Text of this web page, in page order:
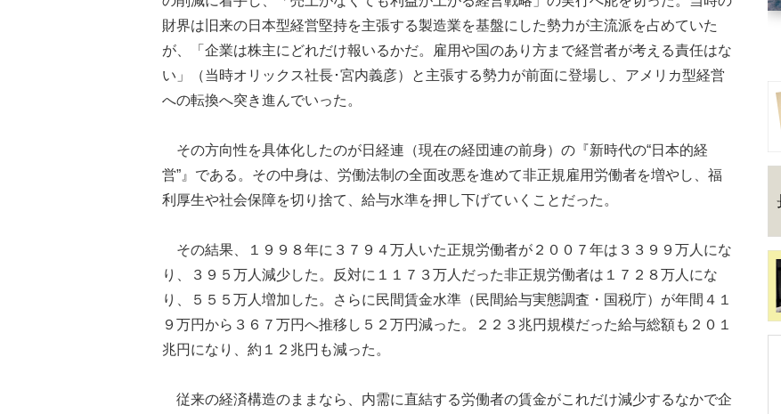
財界は旧来の日本型経営堅持を主張する製造業を基盤にした勢力が主流派を占めていた
が、「企業は株主にどれだけ報いるかだ。雇用や国のあり方まで経営者が考える責任はな
い」（当時オリックス社長･宮内義彦）と主張する勢力が前面に登場し、アメリカ型経営
への転換へ突き進んでいった。
その方向性を具体化したのが日経連（現在の経団連の前身）の『新時代の“日本的経
営”』である。その中身は、労働法制の全面改悪を進めて非正規雇用労働者を増やし、福
利厚生や社会保障を切り捨て、給与水準を押し下げていくことだった。
その結果、１９９８年に３７９４万人いた正規労働者が２００７年は３３９９万人にな
り、３９５万人減少した。反対に１１７３万人だった非正規労働者は１７２８万人にな
り、５５５万人増加した。さらに民間賃金水準（民間給与実態調査・国税庁）が年間４１
９万円から３６７万円へ推移し５２万円減った。２２３兆円規模だった給与総額も２０１
兆円になり、約１２兆円も減った。
従来の経済構造のままなら、内需に直結する労働者の賃金がこれだけ減少するなかで企